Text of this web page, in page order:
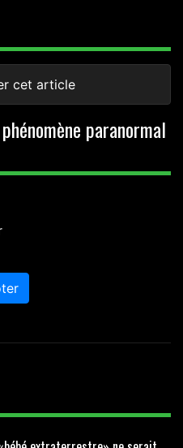
cet article
paranormal